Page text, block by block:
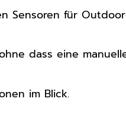
Sensoren für
dass eine
im Blick.